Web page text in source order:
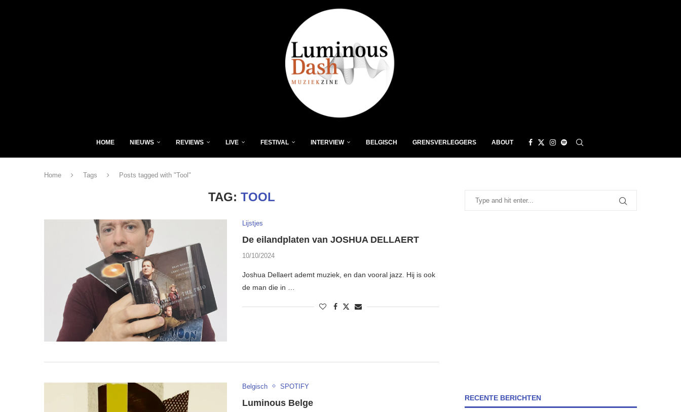
HOME NIEUWS REVIEWS LIVE FESTIVAL INTERVIEW BELGISCH GRENSVERLEGGERS ABOUT
Home Tags Posts tagged with "Tool"
TAG: TOOL
Lijstjes
De eilandplaten van JOSHUA DELLAERT
10/10/2024
Joshua Dellaert ademt muziek, en dan vooral jazz. Hij is ook
de man die in …
Belgisch SPOTIFY
Luminous Belge RECENTE BERICHTEN